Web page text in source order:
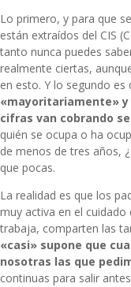
Lo primero, y para que
están extraídos del CIS
tanto nunca puedes
realmente ciertas,
en esto. Y lo segundo es
«mayoritariamente»
cifras van cobrando
quién se ocupa o ha
de menos de tres años,
que pocas.
La realidad es que los
muy activa en el
trabaja, comparten las
«casi» supone que
nosotras las que
continuas para salir